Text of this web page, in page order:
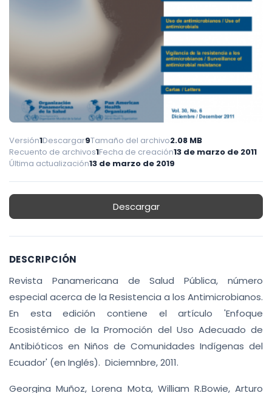
Versión1Descargar9Tamaño del archivo2.08 MB
Recuento de archivos1Fecha de creación13 de marzo de 2011
Última actualización13 de marzo de 2019
Descargar
DESCRIPCIÓN
Revista Panamericana de Salud Pública, número
especial acerca de la Resistencia a los Antimicrobianos.
En esta edición contiene el artículo 'Enfoque
Ecosistémico de la Promoción del Uso Adecuado de
Antibióticos en Niños de Comunidades Indígenas del
Ecuador' (en Inglés). Diciemnbre, 2011.
Georgina Muñoz, Lorena Mota, William R.Bowie, Arturo